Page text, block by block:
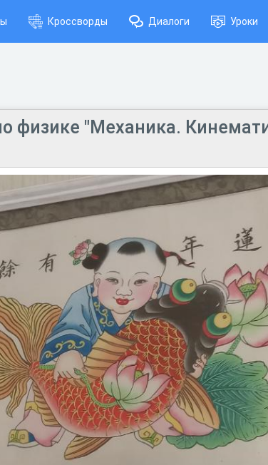
Кроссворды Диалоги Уроки
физике "Механика.